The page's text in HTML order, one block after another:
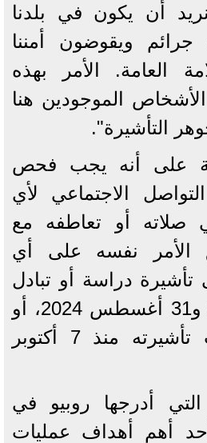
أن يكون في بلدنا
ويقوضون أمننا
العامة. الأمر بهذه
الموجودين هنا
التأشيرة".
على أنه يجب فحص
الاجتماعي لأي
أو تعاطفه مع
الأمر نفسه على أي
دراسة أو تبادل
بين 7 أكتوبر2023 و31 أغسطس 2024، أو
أي شخص انتهت تأشيرته منذ 7 أكتوبر
التي أدرجها روبيو في
أهم أهداف عمليات